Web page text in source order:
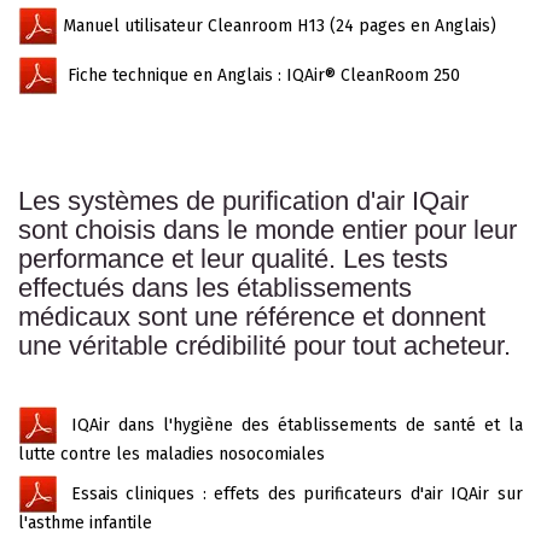
Manuel utilisateur Cleanroom H13 (24 pages en Anglais)
Fiche technique en Anglais : IQAir® CleanRoom 250
Les systèmes de purification d'air IQair
sont choisis dans le monde entier pour leur
performance et leur qualité. Les tests
effectués dans les établissements
médicaux sont une référence et donnent
une véritable crédibilité pour tout acheteur.
IQAir dans l'hygiène des établissements de santé et la
lutte contre les maladies nosocomiales
Essais cliniques : effets des purificateurs d'air IQAir sur
l'asthme infantile